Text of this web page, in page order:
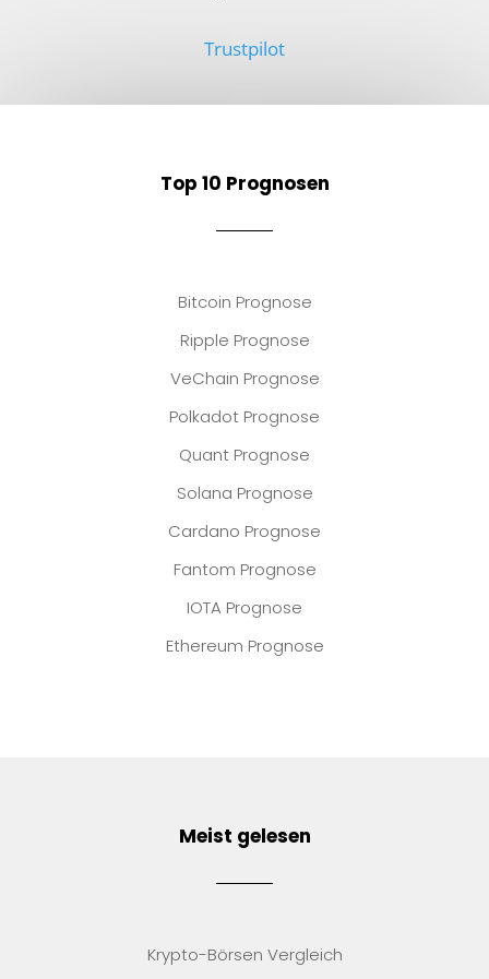
Trustpilot
Top 10 Prognosen
Bitcoin Prognose
Ripple Prognose
VeChain Prognose
Polkadot Prognose
Quant Prognose
Solana Prognose
Cardano Prognose
Fantom Prognose
IOTA Prognose
Ethereum Prognose
Meist gelesen
Krypto-Börsen Vergleich